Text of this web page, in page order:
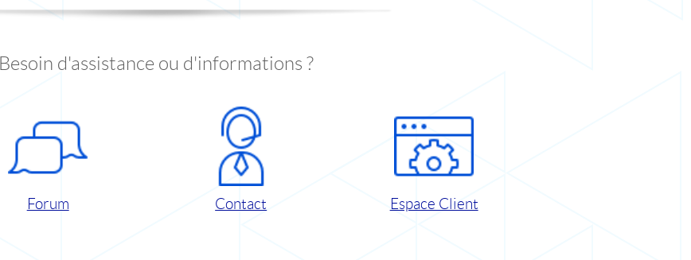
Besoin d'assistance ou d'informations ?
Forum Contact Espace Client